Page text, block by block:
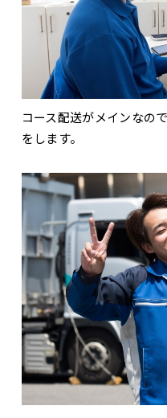
コース配送がメインなの
をします。